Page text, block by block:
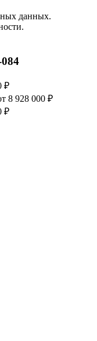
данных.
₽
8 928 000 ₽
₽